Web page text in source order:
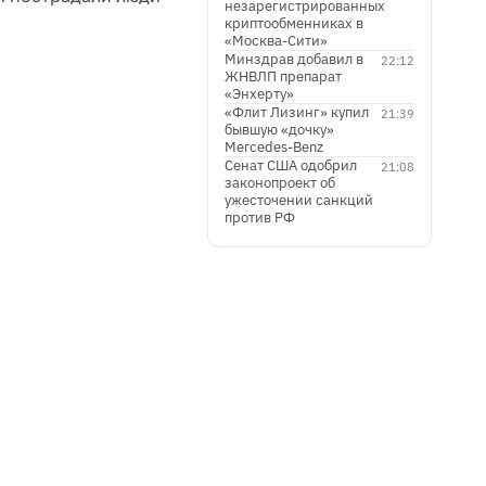
незарегистрированных
криптообменниках в
«Москва-Сити»
22:12
Минздрав добавил в
ЖНВЛП препарат
«Энхерту»
21:39
«Флит Лизинг» купил
бывшую «дочку»
Mercedes-Benz
21:08
Сенат США одобрил
законопроект об
ужесточении санкций
против РФ